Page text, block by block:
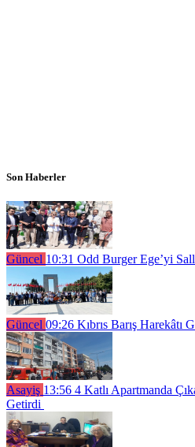
Son Haberler
Güncel 10:31 Odd Burger Ege’yi
Güncel 09:26 Kıbrıs Barış Harekâtı
Asayiş 13:56 4 Katlı Apartmanda
Getirdi